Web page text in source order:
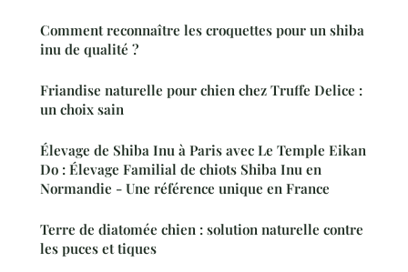
Comment reconnaître les croquettes pour un shiba
inu de qualité ?
Friandise naturelle pour chien chez Truffe Delice :
un choix sain
Élevage de Shiba Inu à Paris avec Le Temple Eikan
Do : Élevage Familial de chiots Shiba Inu en
Normandie - Une référence unique en France
Terre de diatomée chien : solution naturelle contre
les puces et tiques